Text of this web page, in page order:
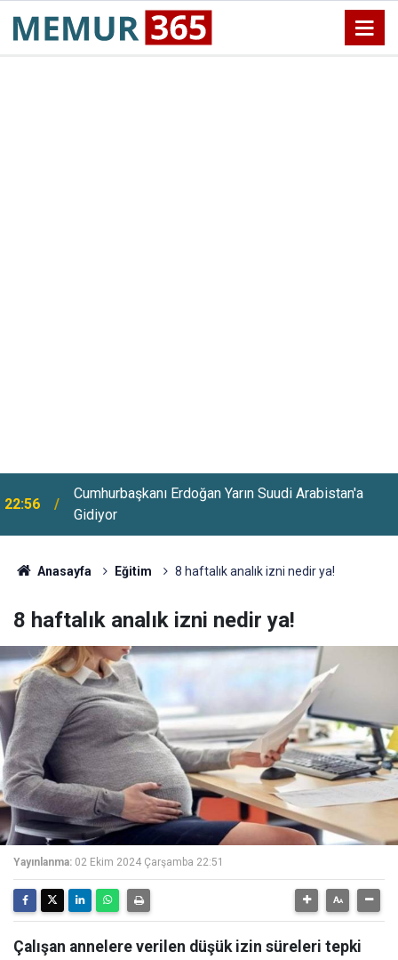
Gidiyor
22:28
Huzurevlerine Sınavsız Personel Ve İşçi Alımı
Başladı
Anasayfa Eğitim 8 haftalık analık izni nedir ya!
8 haftalık analık izni nedir ya!
Yayınlanma: 02 Ekim 2024 Çarşamba 22:51
Çalışan annelere verilen düşük izin süreleri tepki